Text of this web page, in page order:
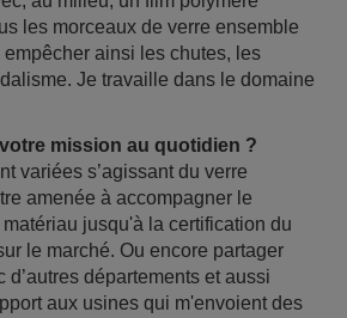
les morceaux de verre ensemble
ainsi les chutes, les
Je travaille dans le domaine
mission au quotidien ?
variées s’agissant du verre
amenée à accompagner le
jusqu'à la certification du
le marché. Ou encore partager
d’autres départements et aussi
aux usines qui m'envoient des